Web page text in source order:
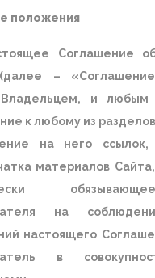
положения
Соглашение об
–
и любым
к любому из
на него ссылок,
материалов
на
настоящего
в